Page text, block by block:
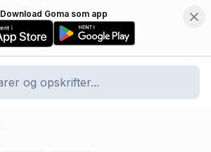
Download Goma som app